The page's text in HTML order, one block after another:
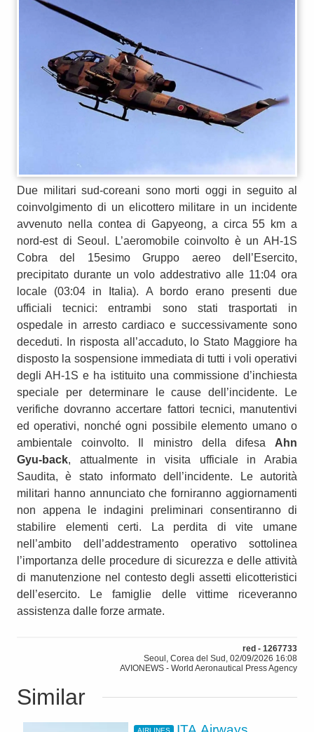
Due militari sud-coreani sono morti oggi in seguito al
coinvolgimento di un elicottero militare in un incidente
avvenuto nella contea di Gapyeong, a circa 55 km a
nord‑est di Seoul. L’aeromobile coinvolto è un AH‑1S
Cobra del 15esimo Gruppo aereo dell’Esercito,
precipitato durante un volo addestrativo alle 11:04 ora
locale (03:04 in Italia). A bordo erano presenti due
ufficiali tecnici: entrambi sono stati trasportati in
ospedale in arresto cardiaco e successivamente sono
deceduti. In risposta all’accaduto, lo Stato Maggiore ha
disposto la sospensione immediata di tutti i voli operativi
degli AH‑1S e ha istituito una commissione d’inchiesta
speciale per determinare le cause dell’incidente. Le
verifiche dovranno accertare fattori tecnici, manutentivi
ed operativi, nonché ogni possibile elemento umano o
ambientale coinvolto. Il ministro della difesa Ahn
Gyu‑back, attualmente in visita ufficiale in Arabia
Saudita, è stato informato dell’incidente. Le autorità
militari hanno annunciato che forniranno aggiornamenti
non appena le indagini preliminari consentiranno di
stabilire elementi certi. La perdita di vite umane
nell’ambito dell’addestramento operativo sottolinea
l’importanza delle procedure di sicurezza e delle attività
di manutenzione nel contesto degli assetti elicotteristici
dell’esercito. Le famiglie delle vittime riceveranno
assistenza dalle forze armate.
red - 1267733
Seoul, Corea del Sud, 02/09/2026 16:08
AVIONEWS - World Aeronautical Press Agency
Similar
AIRLINES